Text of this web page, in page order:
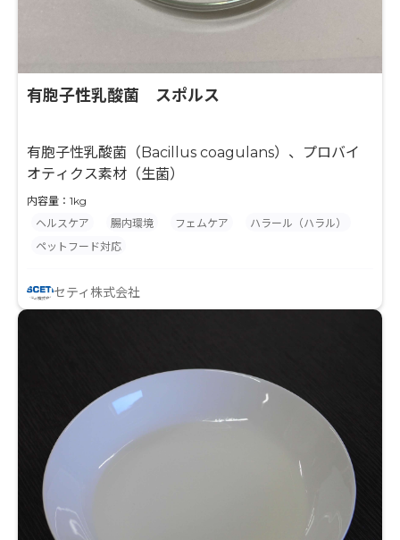
有胞子性乳酸菌 スポルス
有胞子性乳酸菌（Bacillus coagulans）、プロバイ
オティクス素材（生菌）
内容量：1kg
ヘルスケア
腸内環境 フェムケア
ハラール（ハラル）
ペットフード対応
セティ株式会社